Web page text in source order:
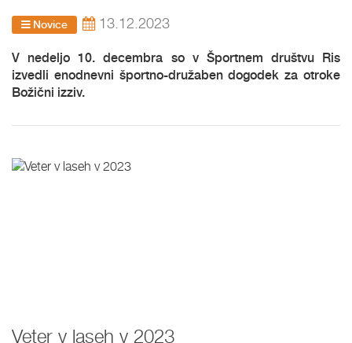
Novice 13.12.2023
V nedeljo 10. decembra so v Športnem društvu Ris
izvedli enodnevni športno-družaben dogodek za otroke
Božični izziv.
Veter v laseh v 2023